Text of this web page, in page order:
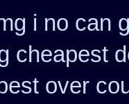
i no can
cheapest
over